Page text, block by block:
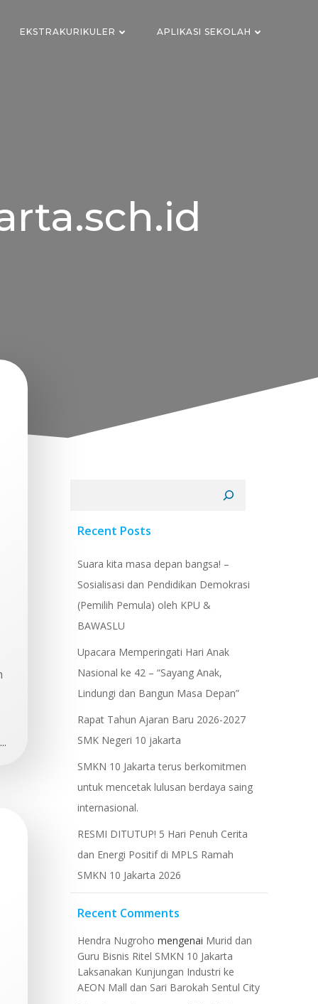
EKSTRAKURIKULER APLIKASI SEKOLAH
Recent Posts
Suara kita masa depan bangsa! –
Sosialisasi dan Pendidikan Demokrasi
(Pemilih Pemula) oleh KPU &
BAWASLU
Upacara Memperingati Hari Anak
Nasional ke 42 – “Sayang Anak,
Lindungi dan Bangun Masa Depan”
Rapat Tahun Ajaran Baru 2026-2027
SMK Negeri 10 jakarta
​SMKN 10 Jakarta terus berkomitmen
untuk mencetak lulusan berdaya saing
internasional.
RESMI DITUTUP! 5 Hari Penuh Cerita
dan Energi Positif di MPLS Ramah
SMKN 10 Jakarta 2026
Recent Comments
Hendra Nugroho mengenai Murid dan
Guru Bisnis Ritel SMKN 10 Jakarta
Laksanakan Kunjungan Industri ke
AEON Mall dan Sari Barokah Sentul City